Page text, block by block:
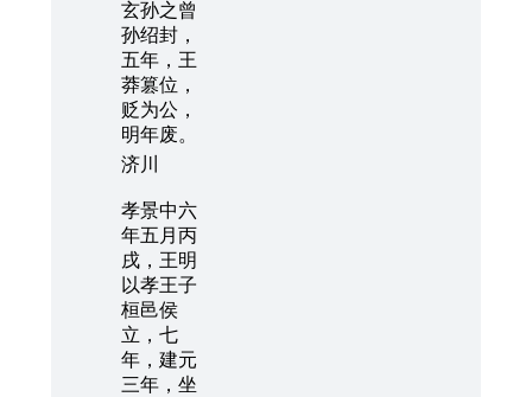
玄孙之曾
孙绍封，
五年，王
莽篡位，
贬为公，
明年废。
济川
孝景中六
年五月丙
戌，王明
以孝王子
桓邑侯
立，七
年，建元
三年，坐